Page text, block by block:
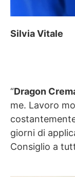
Silvia Vitale
“Dragon
me. Lavoro
giorni di
Consiglio a